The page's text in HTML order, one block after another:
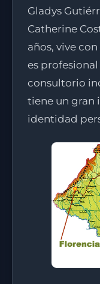
Gladys
Catherine
años, vive
es
consultorio
tiene un gran
identidad